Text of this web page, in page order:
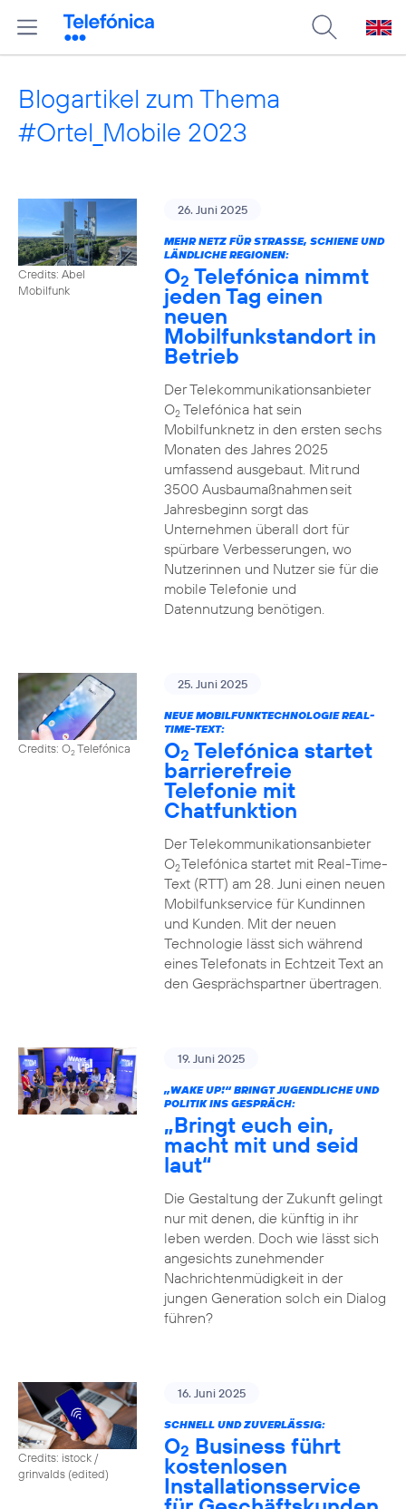
Blogartikel zum Thema
#Ortel_Mobile 2023
Credits: Abel
Mobilfunk
26. Juni 2025
MEHR NETZ FÜR STRASSE, SCHIENE UND L
ÄNDLICHE REGIONEN:
O2 Telefónica nimmt
jeden Tag einen
neuen
Mobilfunkstandort in
Betrieb
Der Telekommunikationsanbieter
O2Telefónica hat sein
Mobilfunknetz in den ersten sechs
Monaten des Jahres 2025
umfassend ausgebaut. Mit rund
3500 Ausbaumaßnahmen seit
Jahresbeginn sorgt das
Unternehmen überall dort für
spürbare Verbesserungen, wo
Nutzerinnen und Nutzer sie für die
mobile Telefonie und
Datennutzung benötigen.
Credits: O2Telefónica
25. Juni 2025
NEUE MOBILFUNKTECHNOLOGIE REAL-
TIME-TEXT:
O2 Telefónica startet
barrierefreie
Telefonie mit
Chatfunktion
Der Telekommunikationsanbieter
O2Telefónica startet mit Real-Time-
Text (RTT) am 28. Juni einen neuen
Mobilfunkservice für Kundinnen
und Kunden. Mit der neuen
Technologie lässt sich während
eines Telefonats in Echtzeit Text an
den Gesprächspartner übertragen.
19. Juni 2025
„WAKE UP!“ BRINGT JUGENDLICHE UND
POLITIK INS GESPRÄCH:
„Bringt euch ein,
macht mit und seid
laut“
Die Gestaltung der Zukunft gelingt
nur mit denen, die künftig in ihr
leben werden. Doch wie lässt sich
angesichts zunehmender
Nachrichtenmüdigkeit in der
jungen Generation solch ein Dialog
führen?
Credits: istock /
grinvalds (edited)
16. Juni 2025
SCHNELL UND ZUVERLÄSSIG:
O2 Business führt
kostenlosen
Installationsservice